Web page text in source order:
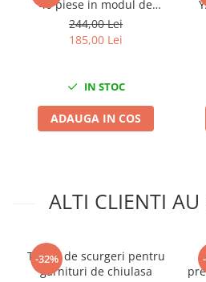
Scule pentru tinichigerie
Scule Pneumatice
Alte scule pneumatice
Chei cu clichet
Compresoare
Pistoale de vopsit
Polizoare biax
Scule pentru nituit si capsat
40 piese in modul de
spuma
244,00 Lei
185,00 Lei
IN STOC
ADAUGA IN COS
ALTI CLIENTI
-32%
Tester de scurgeri pentru
garnituri de chiulasa